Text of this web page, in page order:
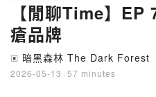
【閒聊Time】
瘡品牌
🄴 暗黑森林 The Dark Forest
2026-05-13 · 57 minutes